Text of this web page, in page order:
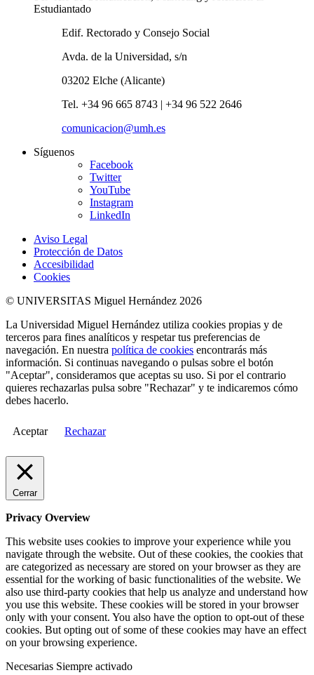
Estudiantado
Edif. Rectorado y Consejo Social
Avda. de la Universidad, s/n
03202 Elche (Alicante)
Tel. +34 96 665 8743 | +34 96 522 2646
comunicacion@umh.es
Síguenos
Facebook
Twitter
YouTube
Instagram
LinkedIn
Aviso Legal
Protección de Datos
Accesibilidad
Cookies
© UNIVERSITAS Miguel Hernández 2026
La Universidad Miguel Hernández utiliza cookies propias y de
terceros para fines analíticos y respetar tus preferencias de
navegación. En nuestra política de cookies encontrarás más
información. Si continuas navegando o pulsas sobre el botón
"Aceptar", consideramos que aceptas su uso. Si por el contrario
quieres rechazarlas pulsa sobre "Rechazar" y te indicaremos cómo
debes hacerlo.
Aceptar Rechazar
Cerrar
Privacy Overview
This website uses cookies to improve your experience while you
navigate through the website. Out of these cookies, the cookies that
are categorized as necessary are stored on your browser as they are
essential for the working of basic functionalities of the website. We
also use third-party cookies that help us analyze and understand how
you use this website. These cookies will be stored in your browser
only with your consent. You also have the option to opt-out of these
cookies. But opting out of some of these cookies may have an effect
on your browsing experience.
Necesarias Siempre activado